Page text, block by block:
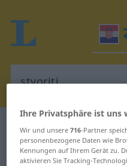
Kroatisch-Deutsch
Kroatisch-
Ihre Privatsphäre ist uns
Wir und unsere716-Partner
personenbezogene Daten wie
Kennungen auf Ihrem Gerät zu.
aktivieren Sie Tracking-